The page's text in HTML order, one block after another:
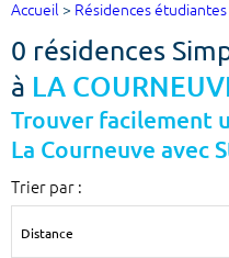
Votre
Ville, école
Accueil > Résidences
0 résidences
à LA
Trouver facilement
La Courneuve avec
Trier par :